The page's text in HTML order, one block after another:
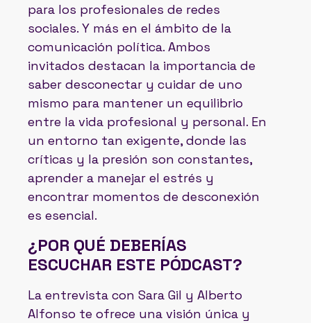
para los profesionales de redes
sociales. Y más en el ámbito de la
comunicación política. Ambos
invitados destacan la importancia de
saber desconectar y cuidar de uno
mismo para mantener un equilibrio
entre la vida profesional y personal. En
un entorno tan exigente, donde las
críticas y la presión son constantes,
aprender a manejar el estrés y
encontrar momentos de desconexión
es esencial.
¿POR QUÉ DEBERÍAS
ESCUCHAR ESTE PÓDCAST?
La entrevista con Sara Gil y Alberto
Alfonso te ofrece una visión única y